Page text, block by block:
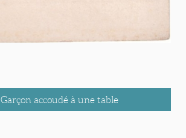
Garçon accoudé à une table